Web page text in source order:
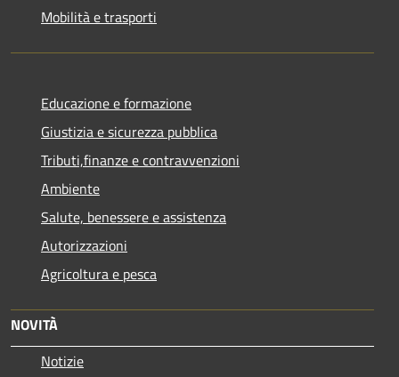
Mobilità e trasporti
Educazione e formazione
Giustizia e sicurezza pubblica
Tributi,finanze e contravvenzioni
Ambiente
Salute, benessere e assistenza
Autorizzazioni
Agricoltura e pesca
NOVITÀ
Notizie